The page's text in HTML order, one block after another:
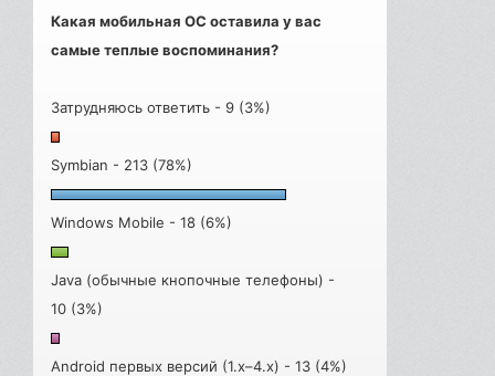
Какая мобильная ОС оставила у вас
самые теплые воспоминания?
Затрудняюсь ответить - 9 (3%)
Symbian - 213 (78%)
Windows Mobile - 18 (6%)
Java (обычные кнопочные телефоны) -
10 (3%)
Android первых версий (1.x–4.x) - 13 (4%)